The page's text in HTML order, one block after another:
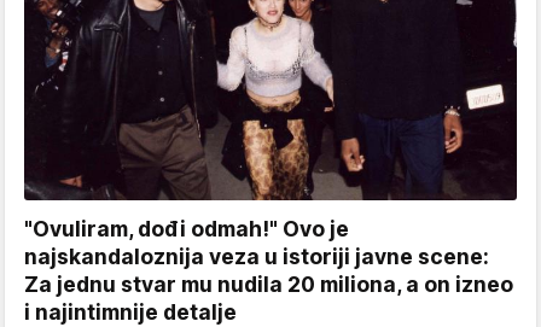
"Ovuliram, dođi odmah!" Ovo je
najskandaloznija veza u istoriji javne scene:
Za jednu stvar mu nudila 20 miliona, a on izneo
i najintimnije detalje